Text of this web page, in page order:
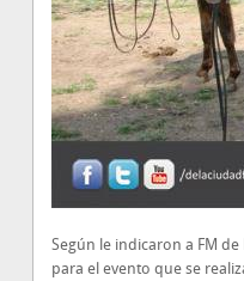
Según le indicaron a FM
para el evento que se